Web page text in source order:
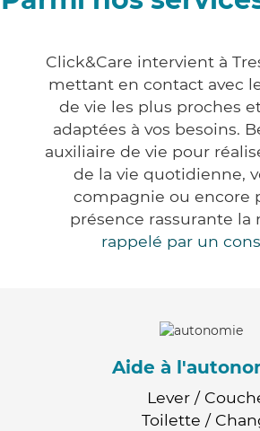
Click&Care intervient à
mettant en contact avec
de vie les plus proches
adaptées à vos besoins.
auxiliaire de vie pour
de la vie quotidienne,
compagnie ou encore
présence rassurante la
rappelé par un
Aide à
Lever /
Toilette /